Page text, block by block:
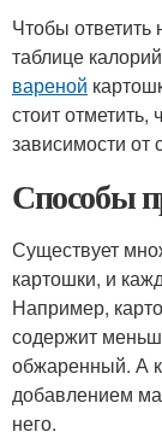
Чтобы ответить
таблице
вареной
стоит
зависимости от
Способы
Существует
картошки, и
Например,
содержит
обжаренный. А
добавлением
него.